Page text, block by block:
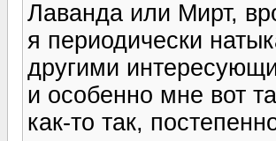
Лаванда или Мирт,
я периодически
другими
и особенно мне вот
как-то так,